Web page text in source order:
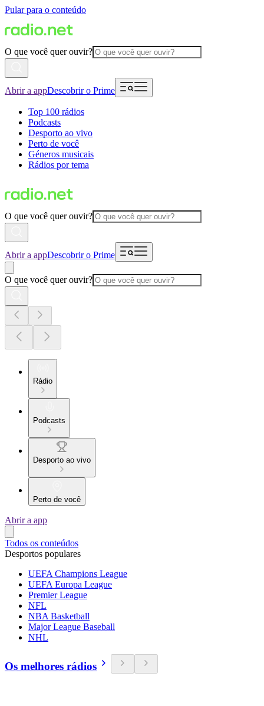
Pular para o conteúdo
O que você quer ouvir?
Abrir a appDescobrir o Prime
Top 100 rádios
Podcasts
Desporto ao vivo
Perto de você
Géneros musicais
Rádios por tema
O que você quer ouvir?
Abrir a appDescobrir o Prime
O que você quer ouvir?
Rádio
Podcasts
Desporto ao vivo
Perto de você
Abrir a app
Todos os conteúdos
Desportos populares
UEFA Champions League
UEFA Europa League
Premier League
NFL
NBA Basketball
Major League Baseball
NHL
Os melhores rádios